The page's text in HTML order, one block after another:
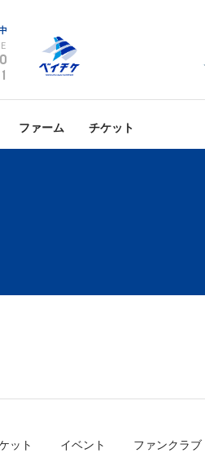
E
0
1
ファーム チケット
ット イベント ファンクラブ